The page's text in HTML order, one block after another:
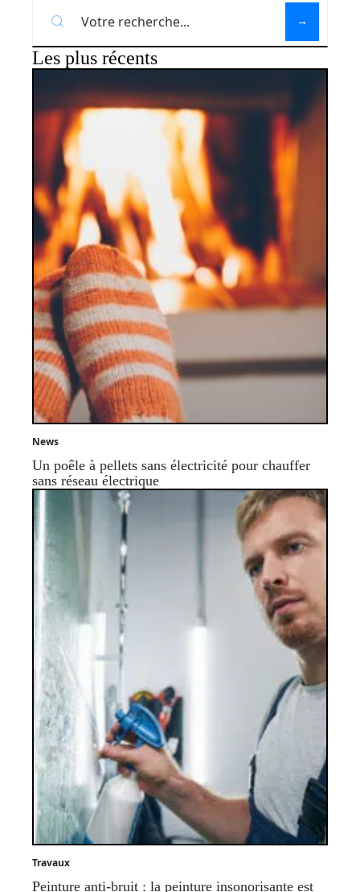
Les plus récents
News
Un poêle à pellets sans électricité pour chauffer
sans réseau électrique
Travaux
Peinture anti-bruit : la peinture insonorisante est